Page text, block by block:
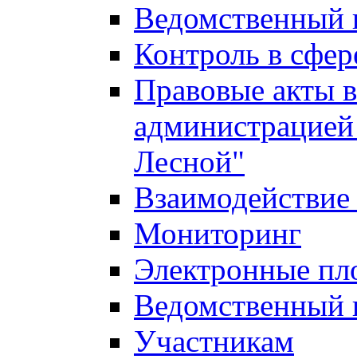
Ведомственный
Контроль в
Правовые акты
Лесной"
Мониторинг
Электронные
Ведомственный
Участникам